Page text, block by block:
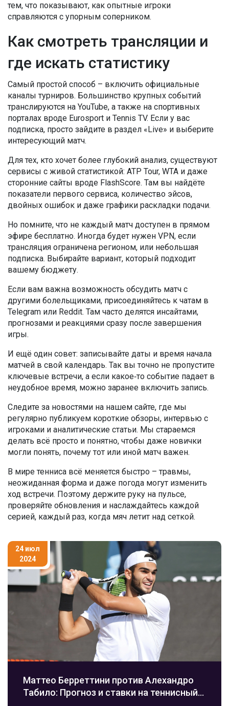
тем, что показывают, как опытные игроки
справляются с упорным соперником.
Как смотреть трансляции и
где искать статистику
Самый простой способ – включить официальные
каналы турниров. Большинство крупных событий
транслируются на YouTube, а также на спортивных
порталах вроде Eurosport и Tennis TV. Если у вас
подписка, просто зайдите в раздел «Live» и выберите
интересующий матч.
Для тех, кто хочет более глубокий анализ, существуют
сервисы с живой статистикой: ATP Tour, WTA и даже
сторонние сайты вроде FlashScore. Там вы найдёте
показатели первого сервиса, количество эйсов,
двойных ошибок и даже графики раскладки подачи.
Но помните, что не каждый матч доступен в прямом
эфире бесплатно. Иногда будет нужен VPN, если
трансляция ограничена регионом, или небольшая
подписка. Выбирайте вариант, который подходит
вашему бюджету.
Если вам важна возможность обсудить матч с
другими болельщиками, присоединяйтесь к чатам в
Telegram или Reddit. Там часто делятся инсайтами,
прогнозами и реакциями сразу после завершения
игры.
И ещё один совет: записывайте даты и время начала
матчей в свой календарь. Так вы точно не пропустите
ключевые встречи, а если какое‑то событие падает в
неудобное время, можно заранее включить запись.
Следите за новостями на нашем сайте, где мы
регулярно публикуем короткие обзоры, интервью с
игроками и аналитические статьи. Мы стараемся
делать всё просто и понятно, чтобы даже новички
могли понять, почему тот или иной матч важен.
В мире тенниса всё меняется быстро – травмы,
неожиданная форма и даже погода могут изменить
ход встречи. Поэтому держите руку на пульсе,
проверяйте обновления и наслаждайтесь каждой
серией, каждый раз, когда мяч летит над сеткой.
24 июл
2024
Маттео Берреттини против Алехандро
Табило: Прогноз и ставки на теннисный